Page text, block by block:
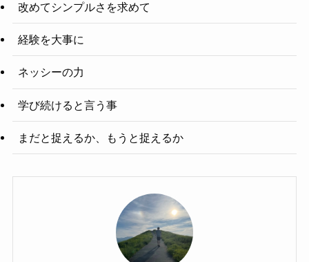
改めてシンプルさを求めて
経験を大事に
ネッシーの力
学び続けると言う事
まだと捉えるか、もうと捉えるか